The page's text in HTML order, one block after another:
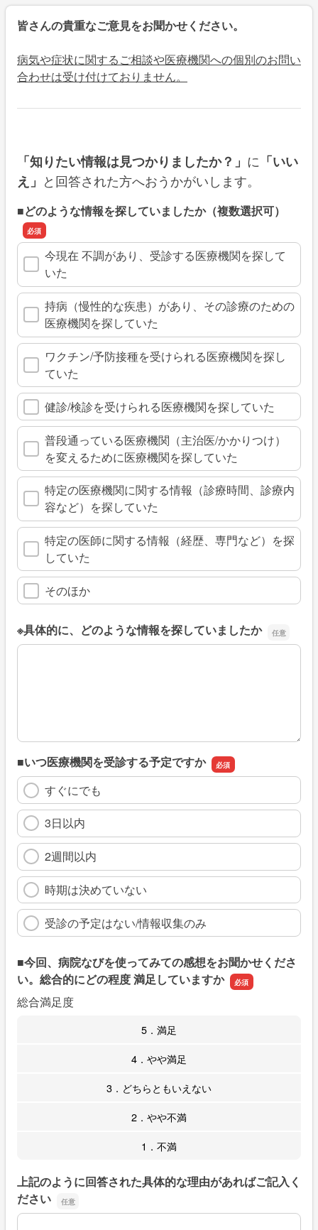
皆さんの貴重なご意見をお聞かせください。
病気や症状に関するご相談や医療機関への個別のお問い
合わせは受け付けておりません。
「知りたい情報は見つかりましたか？」 に 「いい
え」 と回答された方へおうかがいします。
■どのような情報を探していましたか（複数選択可）
今現在 不調があり、受診する医療機関を探して
いた
持病（慢性的な疾患）があり、その診療のための
医療機関を探していた
ワクチン/予防接種を受けられる医療機関を探し
ていた
健診/検診を受けられる医療機関を探していた
普段通っている医療機関（主治医/かかりつけ）
を変えるために医療機関を探していた
特定の医療機関に関する情報（診療時間、診療内
容など）を探していた
特定の医師に関する情報（経歴、専門など）を探
していた
そのほか
※具体的に、どのような情報を探していましたか
※具体的に、どのような情報を探していましたか
■いつ医療機関を受診する予定ですか
すぐにでも
3日以内
2週間以内
時期は決めていない
受診の予定はない/情報収集のみ
■今回、病院なびを使ってみての感想をお聞かせくださ
い。総合的にどの程度 満足していますか
総合満足度
5．満足
4．やや満足
3．どちらともいえない
2．やや不満
1．不満
上記のように回答された具体的な理由があればご記入く
ださい
上記のように回答された具体的な理由があればご記入くだ